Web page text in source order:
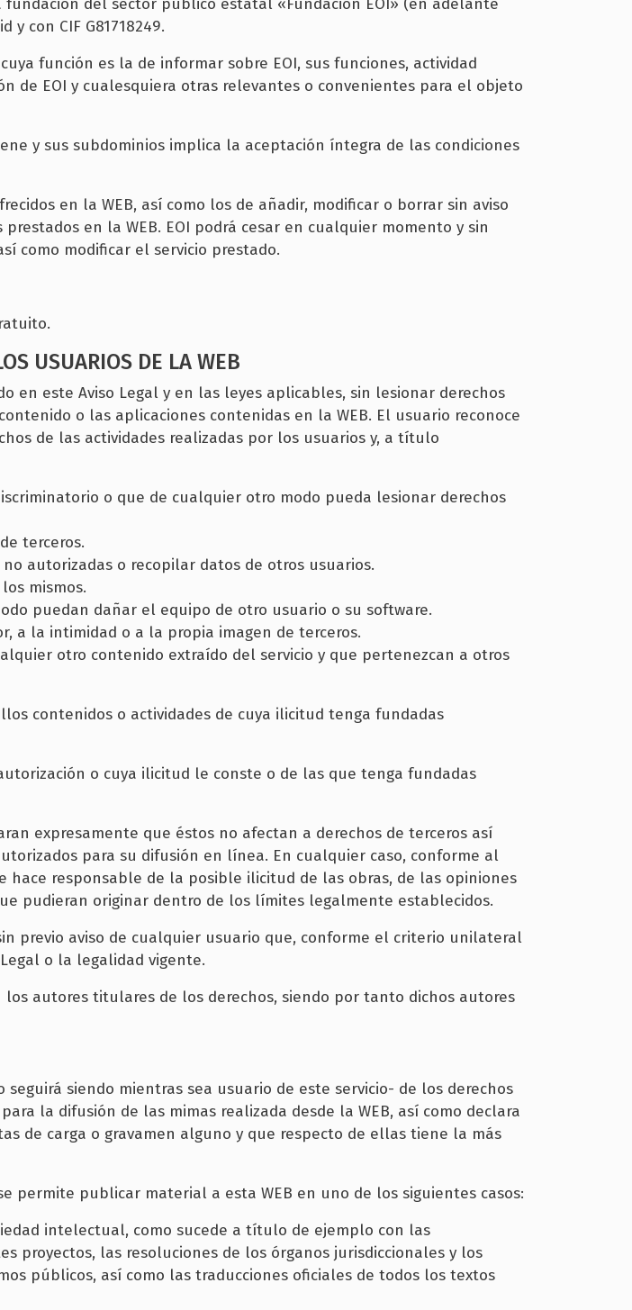
fundación del sector público estatal «Fundación EOI» (en adelante
y con CIF G81718249.
función es la de informar sobre EOI, sus funciones, actividad
de EOI y cualesquiera otras relevantes o convenientes para el objeto
y sus subdominios implica la aceptación íntegra de las condiciones
en la WEB, así como los de añadir, modificar o borrar sin aviso
en la WEB. EOI podrá cesar en cualquier momento y sin
como modificar el servicio prestado.
USUARIOS DE LA WEB
en este Aviso Legal y en las leyes aplicables, sin lesionar derechos
o las aplicaciones contenidas en la WEB. El usuario reconoce
de las actividades realizadas por los usuarios y, a título
o que de cualquier otro modo pueda lesionar derechos
terceros.
autorizadas o recopilar datos de otros usuarios.
mismos.
puedan dañar el equipo de otro usuario o su software.
a la intimidad o a la propia imagen de terceros.
otro contenido extraído del servicio y que pertenezcan a otros
contenidos o actividades de cuya ilicitud tenga fundadas
o cuya ilicitud le conste o de las que tenga fundadas
expresamente que éstos no afectan a derechos de terceros así
para su difusión en línea. En cualquier caso, conforme al
hace responsable de la posible ilicitud de las obras, de las opiniones
pudieran originar dentro de los límites legalmente establecidos.
previo aviso de cualquier usuario que, conforme el criterio unilateral
o la legalidad vigente.
autores titulares de los derechos, siendo por tanto dichos autores
siendo mientras sea usuario de este servicio- de los derechos
la difusión de las mimas realizada desde la WEB, así como declara
de carga o gravamen alguno y que respecto de ellas tiene la más
permite publicar material a esta WEB en uno de los siguientes casos:
intelectual, como sucede a título de ejemplo con las
proyectos, las resoluciones de los órganos jurisdiccionales y los
públicos, así como las traducciones oficiales de todos los textos